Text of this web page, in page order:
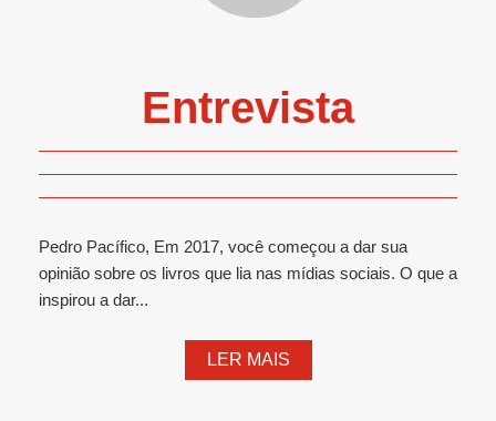
Entrevista
Pedro Pacífico, Em 2017, você começou a dar sua
opinião sobre os livros que lia nas mídias sociais. O que a
inspirou a dar...
LER MAIS